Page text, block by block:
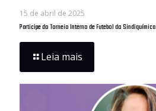
15 de abril de 2025
Participe do Torneio Interno de Futebol do Sindiquímica
Leia mais